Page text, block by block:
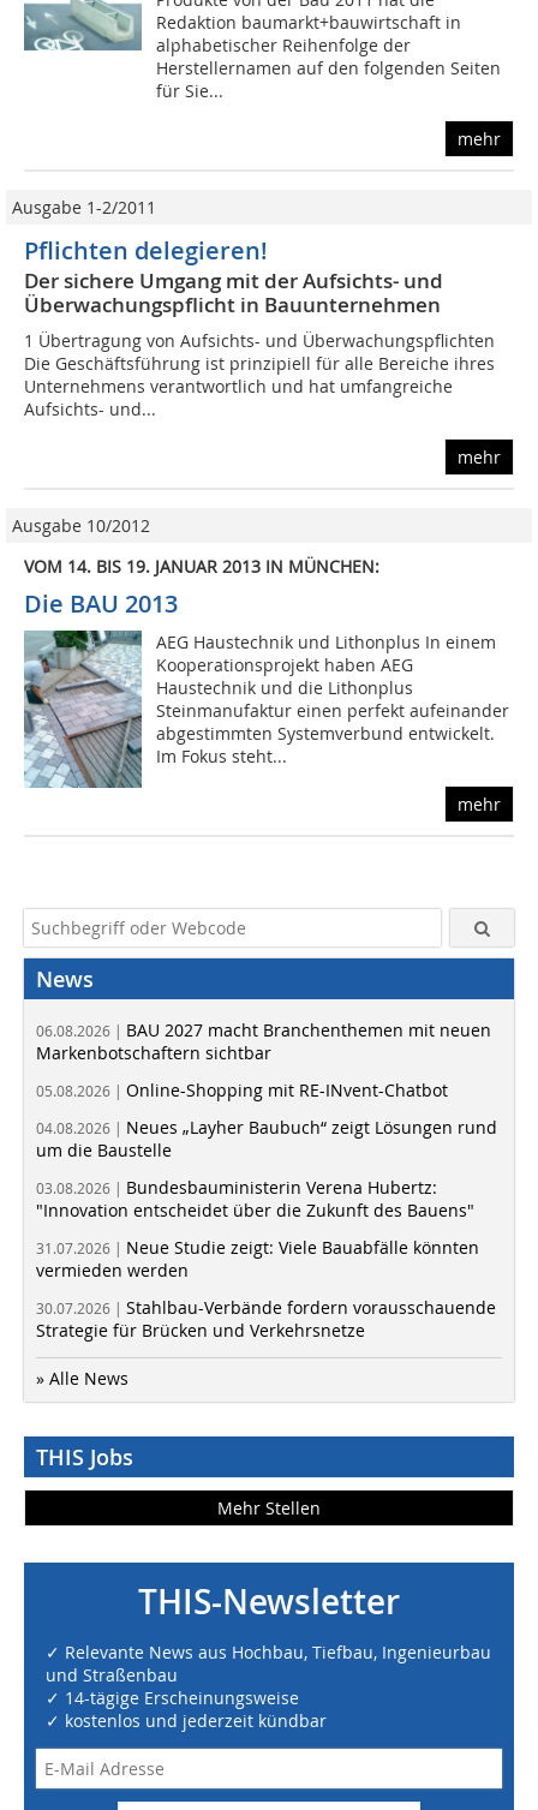
Redaktion baumarkt+bauwirtschaft in
alphabetischer Reihenfolge der
Herstellernamen auf den folgenden Seiten
für Sie...
mehr
Ausgabe 1-2/2011
Pflichten delegieren!
Der sichere Umgang mit der Aufsichts- und
Überwachungspflicht in Bauunternehmen
1 Übertragung von Aufsichts- und Überwachungspflichten
Die Geschäftsführung ist prinzipiell für alle Bereiche ihres
Unternehmens verantwortlich und hat umfangreiche
Aufsichts- und...
mehr
Ausgabe 10/2012
VOM 14. BIS 19. JANUAR 2013 IN MÜNCHEN:
Die BAU 2013
AEG Haustechnik und Lithonplus In einem
Kooperationsprojekt haben AEG
Haustechnik und die Lithonplus
Steinmanufaktur einen perfekt aufeinander
abgestimmten Systemverbund entwickelt.
Im Fokus steht...
mehr
News
06.08.2026 | BAU 2027 macht Branchenthemen mit neuen
Markenbotschaftern sichtbar
05.08.2026 | Online-Shopping mit RE-INvent-Chatbot
04.08.2026 | Neues „Layher Baubuch“ zeigt Lösungen rund
um die Baustelle
03.08.2026 | Bundesbauministerin Verena Hubertz:
"Innovation entscheidet über die Zukunft des Bauens"
31.07.2026 | Neue Studie zeigt: Viele Bauabfälle könnten
vermieden werden
30.07.2026 | Stahlbau-Verbände fordern vorausschauende
Strategie für Brücken und Verkehrsnetze
» Alle News
THIS Jobs
Mehr Stellen
THIS-Newsletter
✓ Relevante News aus Hochbau, Tiefbau, Ingenieurbau
und Straßenbau
✓ 14-tägige Erscheinungsweise
✓ kostenlos und jederzeit kündbar